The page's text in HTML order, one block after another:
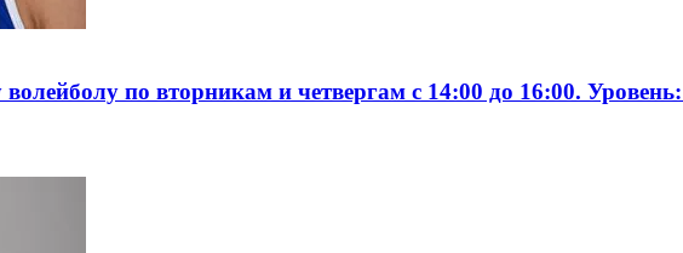
по вторникам и четвергам с 14:00 до 16:00.